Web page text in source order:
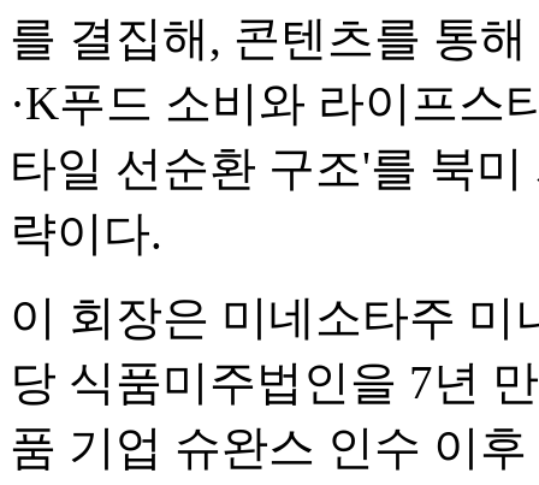
를 결집해, 콘텐츠를 통
·K푸드 소비와 라이프스
타일 선순환 구조'를 북
략이다.
이 회장은 미네소타주 미
당 식품미주법인을 7년
품 기업 슈완스 인수 이